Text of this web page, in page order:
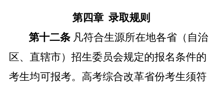
第四章 录取规则
第十二条 凡符合生源所在地各省（自治
区、直辖市）招生委员会规定的报名条件的
考生均可报考。高考综合改革省份考生须符